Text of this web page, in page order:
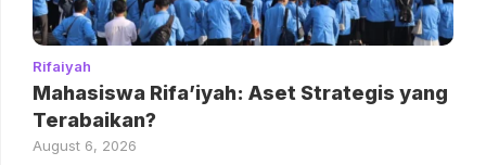
Rifaiyah
Mahasiswa Rifa’iyah: Aset Strategis yang
Terabaikan?
August 6, 2026